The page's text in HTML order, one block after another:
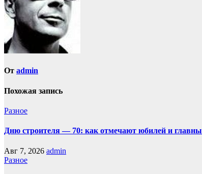
От admin
Похожая запись
Разное
Дню строителя — 70: как отмечают юбилей и
Авг 7, 2026 admin
Разное